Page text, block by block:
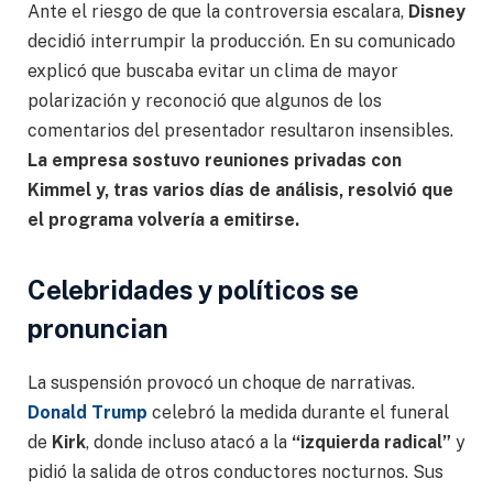
Ante el riesgo de que la controversia escalara, Disney
decidió interrumpir la producción. En su comunicado
explicó que buscaba evitar un clima de mayor
polarización y reconoció que algunos de los
comentarios del presentador resultaron insensibles.
La empresa sostuvo reuniones privadas con
Kimmel y, tras varios días de análisis, resolvió que
el programa volvería a emitirse.
Celebridades y políticos se
pronuncian
La suspensión provocó un choque de narrativas.
Donald Trump celebró la medida durante el funeral
de Kirk, donde incluso atacó a la “izquierda radical” y
pidió la salida de otros conductores nocturnos. Sus